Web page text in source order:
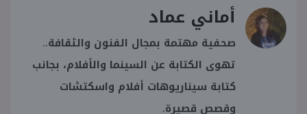
أماني عماد
صحفية مهتمة بمجال الفنون والثقافة..
تهوى الكتابة عن السينما والأفلام، بجانب
كتابة سيناريوهات أفلام واسكتشات
وقصص قصيرة.